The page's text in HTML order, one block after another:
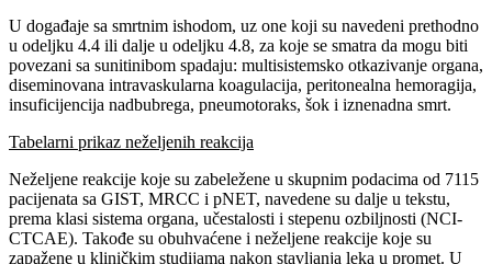
U događaje sa smrtnim ishodom, uz one koji su navedeni prethodno
u odeljku 4.4 ili dalje u odeljku 4.8, za koje se smatra da mogu biti
povezani sa sunitinibom spadaju: multisistemsko otkazivanje organa,
diseminovana intravaskularna koagulacija, peritonealna hemoragija,
insuficijencija nadbubrega, pneumotoraks, šok i iznenadna smrt.
Tabelarni prikaz neželjenih reakcija
Neželjene reakcije koje su zabeležene u skupnim podacima od 7115
pacijenata sa GIST, MRCC i pNET, navedene su dalje u tekstu,
prema klasi sistema organa, učestalosti i stepenu ozbiljnosti (NCI-
CTCAE). Takođe su obuhvaćene i neželjene reakcije koje su
zapažene u kliničkim studijama nakon stavljanja leka u promet. U